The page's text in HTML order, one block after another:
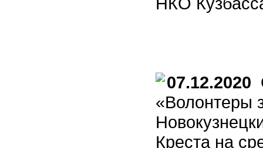
07.12.2020
«Волонтеры
Креста на